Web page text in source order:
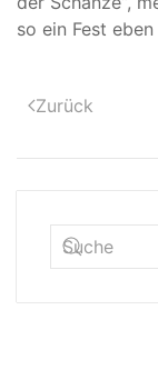
so ein Fest
Zurück